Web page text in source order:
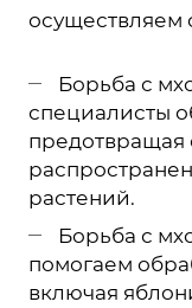
осуществляем
Борьба с
специалисты
предотвращая
растений.
Борьба с
помогаем
включая